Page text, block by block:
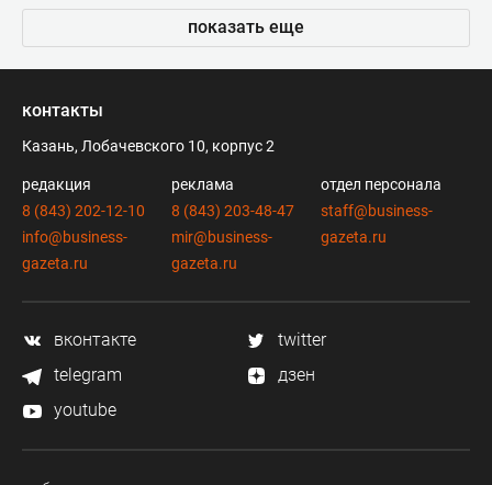
показать еще
контакты
Казань, Лобачевского 10, корпус 2
редакция
8 (843) 202-12-10
info@business-
gazeta.ru
реклама
8 (843) 203-48-47
mir@business-
gazeta.ru
отдел персонала
staff@business-
gazeta.ru
вконтакте
twitter
telegram
дзен
youtube